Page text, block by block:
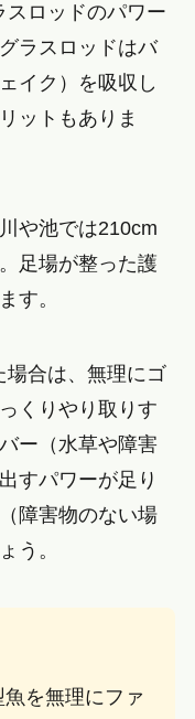
スロッドのパワー
ラスロッドはバ
イク）を吸収し
ットもありま
や池では210cm
足場が整った護
す。
場合は、無理にゴ
くりやり取りす
ー（水草や障害
すパワーが足り
障害物のない場
う。
を無理にファ